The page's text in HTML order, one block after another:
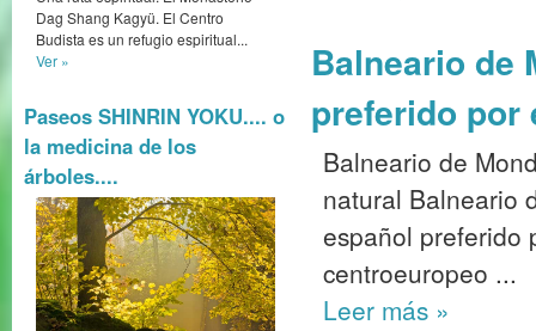
Dag Shang Kagyü. El Centro
Budista es un refugio espiritual...
Ver »
Paseos SHINRIN YOKU.... o
la medicina de los
árboles....
Balneario de
preferido por
Balneario de
natural Balneario
español preferido
centroeuropeo ...
Leer más »